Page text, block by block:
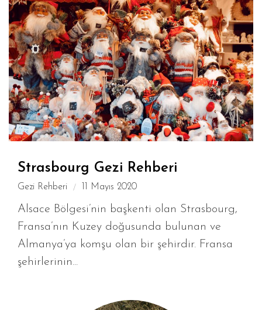
Strasbourg Gezi Rehberi
Gezi Rehberi 11 Mayıs 2020
Alsace Bölgesi’nin başkenti olan Strasbourg,
Fransa’nın Kuzey doğusunda bulunan ve
Almanya’ya komşu olan bir şehirdir. Fransa
şehirlerinin...